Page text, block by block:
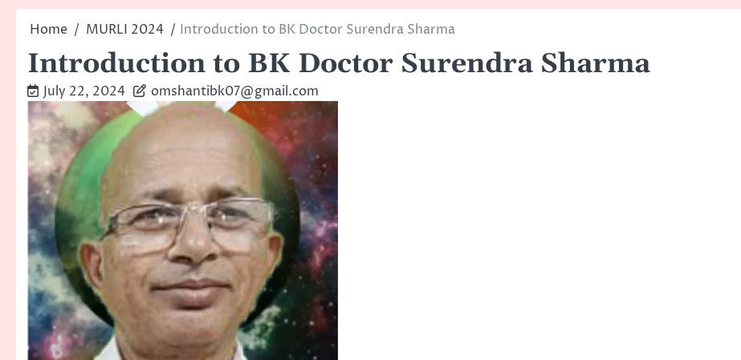
Home MURLI 2024 Introduction to BK Doctor Surendra Sharma
Introduction to BK Doctor Surendra Sharma
July 22, 2024 omshantibk07@gmail.com